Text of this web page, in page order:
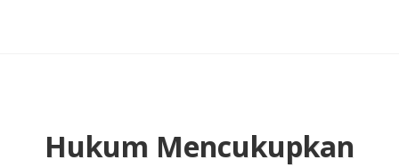
Hukum Mencukupkan